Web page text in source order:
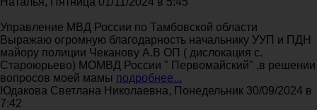
Управление МВД России по Тамбовской области
Выражаю огромную благодарность начальнику УУП и ПДН
майору полиции Чеканову А.В ОП ( дислокация с.
Староюрьево) МОМВД России " Первомайский" ,в решении
вопросов моей мамы подробнее...
Юдакова Светлана Николаевна, Понедельник 30/09/2024 в
7:42